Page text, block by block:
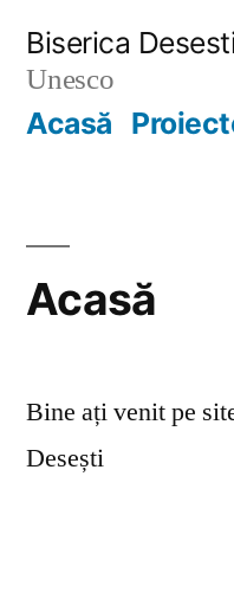
content
Biserica
Unesco
Acasă
Acasă
Bine ați venit pe
Desești